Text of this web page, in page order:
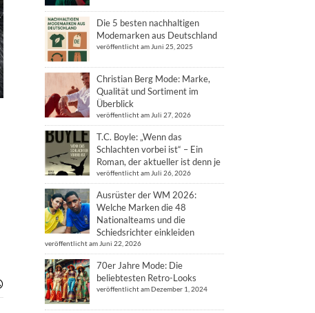
Die 5 besten nachhaltigen
Modemarken aus Deutschland
veröffentlicht am Juni 25, 2025
Christian Berg Mode: Marke,
Qualität und Sortiment im
Überblick
veröffentlicht am Juli 27, 2026
T.C. Boyle: „Wenn das
Schlachten vorbei ist“ – Ein
Roman, der aktueller ist denn je
veröffentlicht am Juli 26, 2026
Ausrüster der WM 2026:
Welche Marken die 48
Nationalteams und die
Schiedsrichter einkleiden
veröffentlicht am Juni 22, 2026
70er Jahre Mode: Die
beliebtesten Retro-Looks
veröffentlicht am Dezember 1, 2024